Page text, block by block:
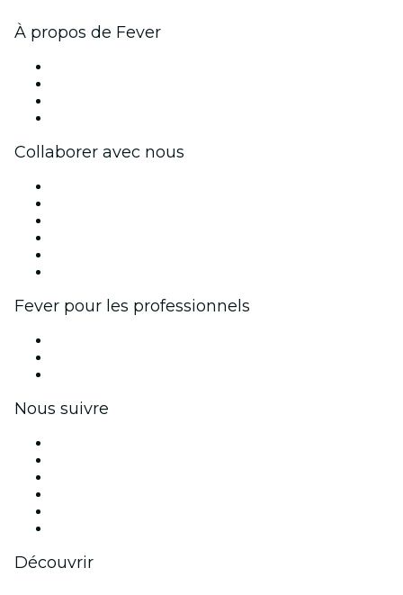
À propos de Fever
Collaborer avec nous
Fever pour les professionnels
Nous suivre
Découvrir